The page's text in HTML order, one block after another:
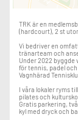
TRK är en
(hardcourt), 2 st
Vi bedriver en
tränarteam och
Under 2022
för tennis, padel
Vagnhärad
I våra lokaler ryms
pilates och
Gratis parkering,
kyl med dryck och